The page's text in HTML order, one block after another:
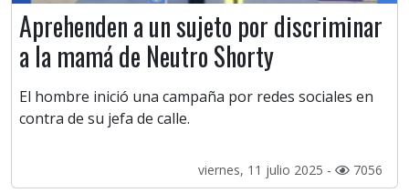
Aprehenden a un sujeto por discriminar
a la mamá de Neutro Shorty
El hombre inició una campaña por redes sociales en
contra de su jefa de calle.
viernes, 11 julio 2025 - 7056